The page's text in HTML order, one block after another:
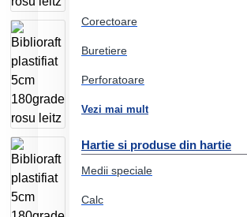
Corectoare
Buretiere
Perforatoare
Vezi mai mult
Hartie si produse din hartie
Medii speciale
Calc